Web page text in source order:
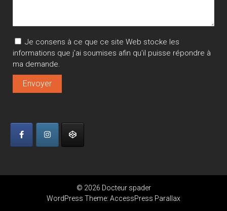
Je consens à ce que ce site Web stocke les
informations que j'ai soumises afin qu'il puisse répondre à
ma demande.
© 2026 Docteur spader
WordPress Theme: AccessPress Parallax